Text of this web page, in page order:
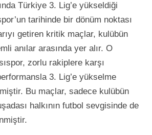
Türkiye 3. Lig’e yükseldiği
tarihinde bir dönüm noktası
getiren kritik maçlar, kulübün
anılar arasında yer alır. O
zorlu rakiplere karşı
3. Lig’e yükselme
Bu maçlar, sadece kulübün
halkının futbol sevgisinde de